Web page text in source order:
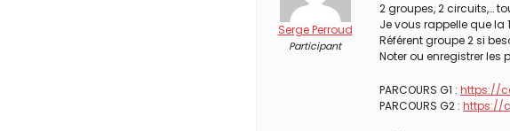
Serge Perroud
Participant
2 groupes, 2 circuits,…
Je vous rappelle que la
Référent groupe 2 si
Noter ou enregistrer les
PARCOURS G1 : https://
PARCOURS G2 : https://